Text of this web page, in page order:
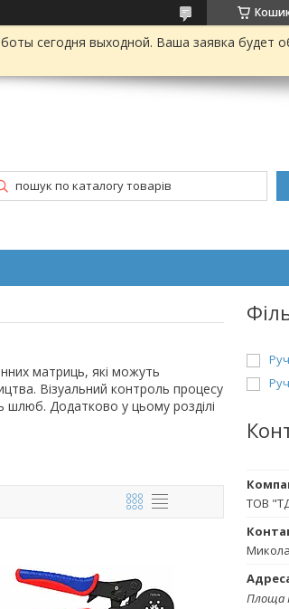
сегодня выходной. Ваша заявка будет
матриць, які можуть
Візуальний контроль процесу
шлюб. Додатково у цьому розділі
ТОВ
Площа